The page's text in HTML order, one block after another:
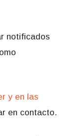
notificados
y en las
en contacto.